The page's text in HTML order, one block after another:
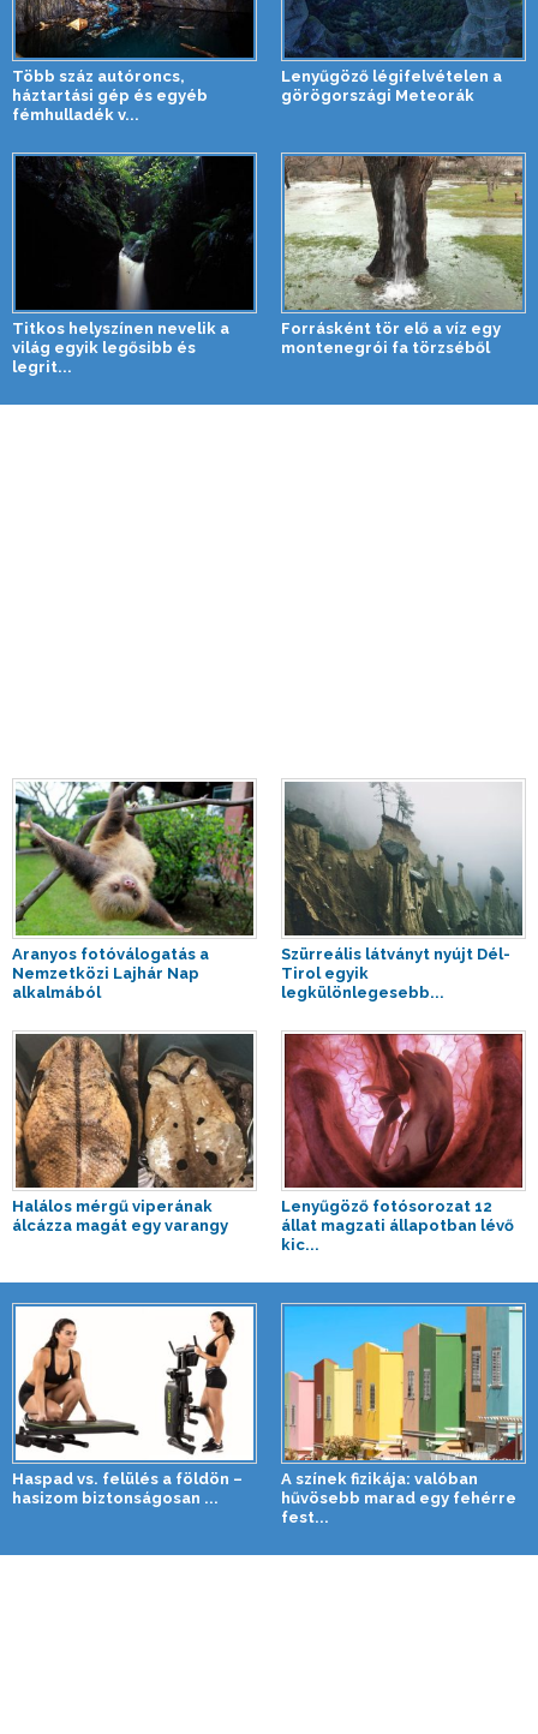
Több száz autóroncs,
háztartási gép és egyéb
fémhulladék v...
Lenyűgöző légifelvételen a
görögországi Meteorák
Titkos helyszínen nevelik a
világ egyik legősibb és
legrit...
Forrásként tör elő a víz egy
montenegrói fa törzséből
Aranyos fotóválogatás a
Nemzetközi Lajhár Nap
alkalmából
Szürreális látványt nyújt Dél-
Tirol egyik
legkülönlegesebb...
Halálos mérgű viperának
álcázza magát egy varangy
Lenyűgöző fotósorozat 12
állat magzati állapotban lévő
kic...
Haspad vs. felülés a földön –
hasizom biztonságosan ...
A színek fizikája: valóban
hűvösebb marad egy fehérre
fest...